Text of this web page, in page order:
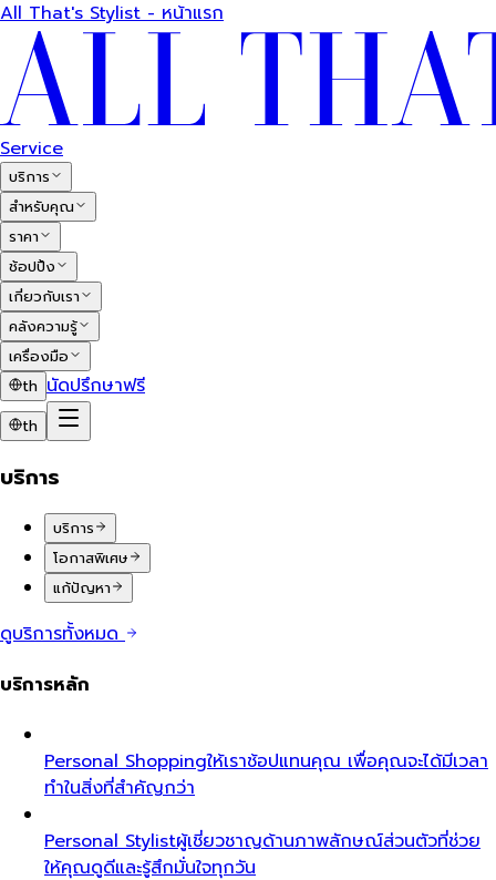
All That's Stylist - หน้าแรก
Service
บริการ
สำหรับคุณ
ราคา
ช้อปปิ้ง
เกี่ยวกับเรา
คลังความรู้
เครื่องมือ
th นัดปรึกษาฟรี
th
บริการ
บริการ
โอกาสพิเศษ
แก้ปัญหา
ดูบริการทั้งหมด
บริการหลัก
Personal Shoppingให้เราช้อปแทนคุณ เพื่อคุณจะได้มีเวลา
ทำในสิ่งที่สำคัญกว่า
Personal Stylistผู้เชี่ยวชาญด้านภาพลักษณ์ส่วนตัวที่ช่วย
ให้คุณดูดีและรู้สึกมั่นใจทุกวัน